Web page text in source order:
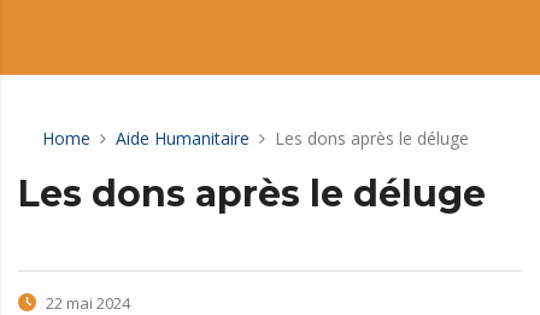
Home Aide Humanitaire Les dons après le déluge
Les dons après le déluge
22 mai 2024